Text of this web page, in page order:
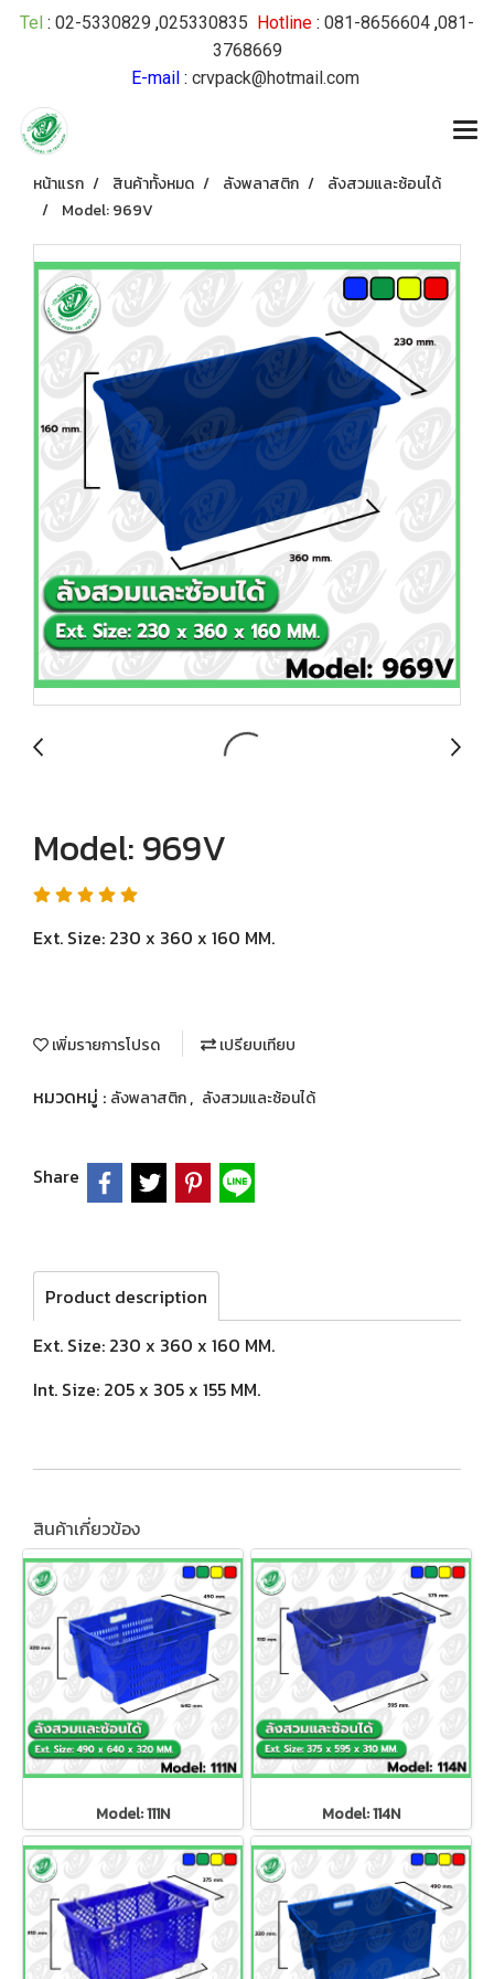
Tel : 02-5330829 ,025330835 Hotline : 081-8656604 ,081-
3768669
E-mail: crvpack@hotmail.com
หน้าแรก สินค้าทั้งหมด ลังพลาสติก
ลังสวมและซ้อนได้
Model: 969V
Model: 969V
Ext. Size: 230 x 360 x 160 MM.
เพิ่มรายการโปรด เปรียบเทียบ
หมวดหมู่ : ลังพลาสติก, ลังสวมและซ้อนได้
Share
Product description
Ext. Size: 230 x 360 x 160 MM.
Int. Size: 205 x 305 x 155 MM.
สินค้าเกี่ยวข้อง
Model: 111N Model: 114N